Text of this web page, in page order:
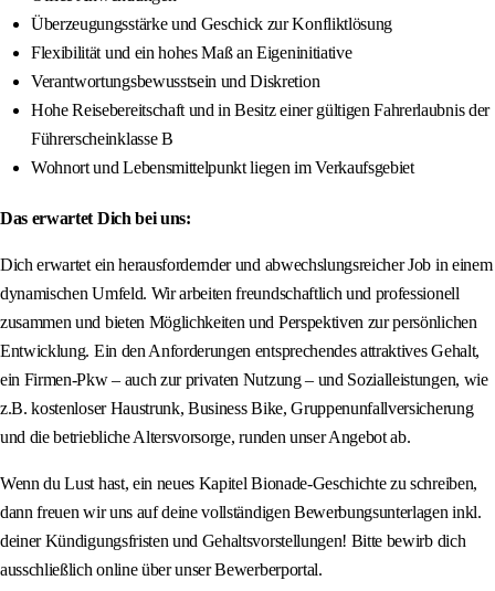
Überzeugungsstärke und Geschick zur Konfliktlösung
Flexibilität und ein hohes Maß an Eigeninitiative
Verantwortungsbewusstsein und Diskretion
Hohe Reisebereitschaft und in Besitz einer gültigen Fahrerlaubnis der
Führerscheinklasse B
Wohnort und Lebensmittelpunkt liegen im Verkaufsgebiet
Das erwartet Dich bei uns:
Dich erwartet ein herausfordernder und abwechslungsreicher Job in einem
dynamischen Umfeld. Wir arbeiten freundschaftlich und professionell
zusammen und bieten Möglichkeiten und Perspektiven zur persönlichen
Entwicklung. Ein den Anforderungen entsprechendes attraktives Gehalt,
ein Firmen-Pkw – auch zur privaten Nutzung – und Sozialleistungen, wie
z.B. kostenloser Haustrunk, Business Bike, Gruppenunfallversicherung
und die betriebliche Altersvorsorge, runden unser Angebot ab.
Wenn du Lust hast, ein neues Kapitel Bionade-Geschichte zu schreiben,
dann freuen wir uns auf deine vollständigen Bewerbungsunterlagen inkl.
deiner Kündigungsfristen und Gehaltsvorstellungen! Bitte bewirb dich
ausschließlich online über unser Bewerberportal.